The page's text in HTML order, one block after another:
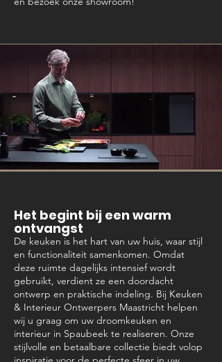
Het begint bij een warm
ontvangst
De keuken is het hart van uw huis, waar stijl
en functionaliteit samenkomen. Omdat
deze ruimte dagelijks intensief wordt
gebruikt, verdient ze een doordacht
ontwerp en praktische indeling. Bij Keuken
& Interieur Ontwerpers Maastricht helpen
wij u graag om uw droomkeuken en
interieur in Spaubeek te realiseren. Onze
stijlvolle en betaalbare collectie biedt volop